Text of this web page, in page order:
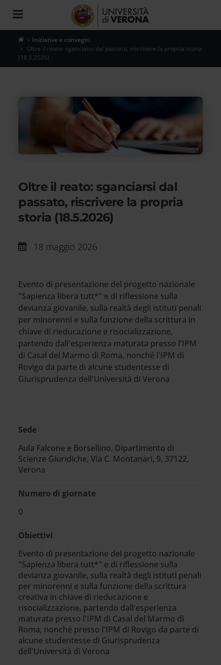
Toggle
navigation
Iniziative e convegni
Oltre il reato: sganciarsi dal passato, riscrivere la propria storia
(18.5.2026)
Oltre il reato: sganciarsi dal
passato, riscrivere la propria
storia (18.5.2026)
18 maggio 2026
Evento di presentazione del progetto nazionale
"Sapienza libera tutt*" e di riflessione sulla
devianza giovanile, sulla realtà degli istituti penali
per minorenni e sulla funzione della scrittura in
chiave di rieducazione e risocializzazione,
partendo dall'esperienza maturata presso l'IPM
di Casal del Marmo di Roma, nonché l'IPM di
Rovigo da parte di alcune studentesse di
Giurisprudenza dell'Università di Verona
Sede
Aula Falcone e Borsellino, Dipartimento di
Scienze Giuridiche, Via C. Montanari, 9, 37122,
Verona
Numero di giornate
0
Obiettivi
Evento di presentazione del progetto nazionale
"Sapienza libera tutt*" e di riflessione sulla
devianza giovanile, sulla realtà degli istituti penali
per minorenni e sulla funzione della scrittura
creativa in chiave di rieducazione e
risocializzazione, partendo dall'esperienza
maturata presso l'IPM di Casal del Marmo di
Roma, nonché presso l'IPM di Rovigo da parte di
alcune studentesse di Giurisprudenza
dell'Università di Verona